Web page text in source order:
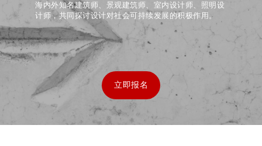
海内外知名建筑师、景观建筑师、室内设计师、照明设
计师，共同探讨设计对社会可持续发展的积极作用。
立即报名